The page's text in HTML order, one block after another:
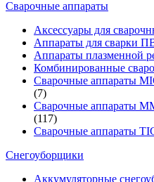
Сварочные аппараты
Аксессуары для
Аппараты для сварки
Аппараты плазменной
Комбинированные
Сварочные аппараты
(7)
Сварочные аппараты
(117)
Сварочные аппараты
Снегоуборщики
Аккумуляторные